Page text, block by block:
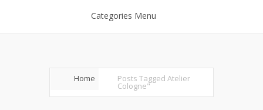
Categories Menu
Home Posts Tagged Atelier
Cologne"